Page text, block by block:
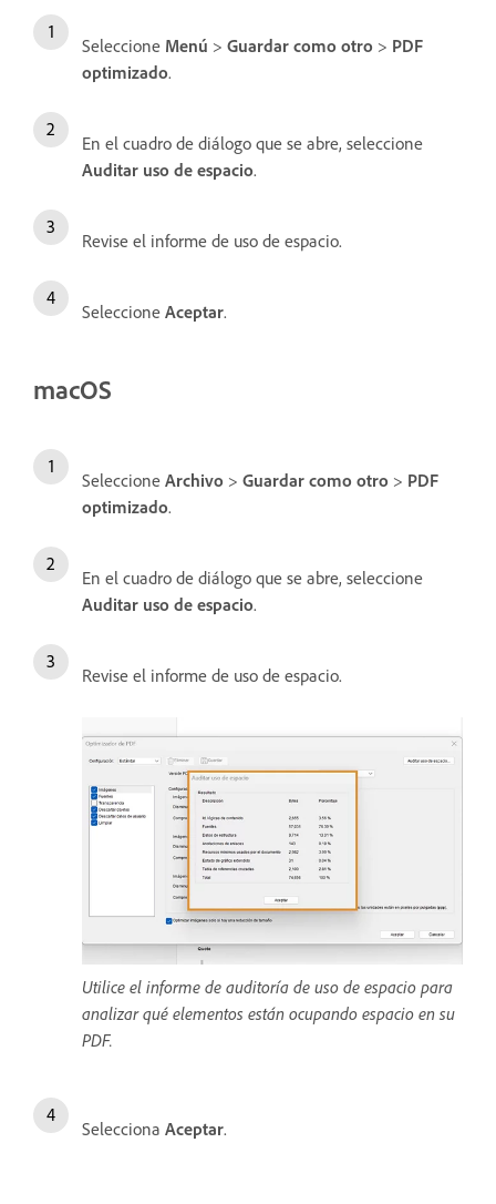
Seleccione Menú > Guardar como otro > PDF
optimizado.
En el cuadro de diálogo que se abre, seleccione
Auditar uso de espacio.
Revise el informe de uso de espacio.
Seleccione Aceptar.
macOS
Seleccione Archivo > Guardar como otro > PDF
optimizado.
En el cuadro de diálogo que se abre, seleccione
Auditar uso de espacio.
Revise el informe de uso de espacio.
Utilice el informe de auditoría de uso de espacio para
analizar qué elementos están ocupando espacio en su
PDF.
Selecciona Aceptar.